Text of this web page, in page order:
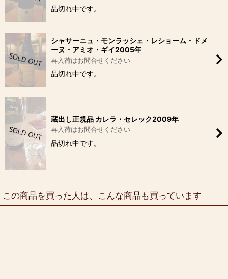
品切れ中です。
シャサーニュ・モンラッシェ・レショーム・ドメ
ーヌ・アミオ・ギイ2005年
再入荷はお問合せください
品切れ中です。
蔵出し正規品 カレラ・セレック2009年
再入荷はお問合せください
品切れ中です。
この商品を買った人は、こんな商品も買っています